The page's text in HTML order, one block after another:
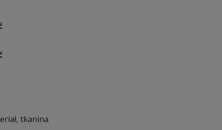
tkanina